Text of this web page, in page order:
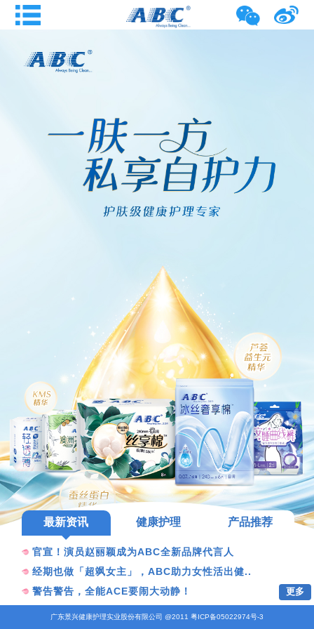
最新资讯 健康护理 产品推荐
官宣！演员赵丽颖成为ABC全新品牌代言人
经期也做「超飒女主」，ABC助力女性活出健..
警告警告，全能ACE要闹大动静！
更多
广东景兴健康护理实业股份有限公司 @2011 粤ICP备05022974号-3